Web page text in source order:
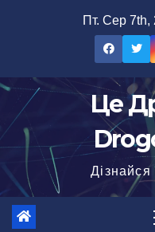
Пт. Сер 7th,
Це